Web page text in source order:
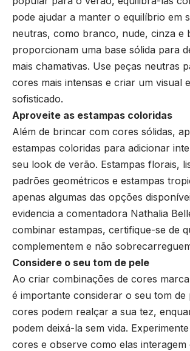
pode ajudar a manter o equilíbrio em
neutras, como branco, nude, cinza e
proporcionam uma base sólida para
mais chamativas. Use peças neutras
cores mais intensas e criar um visual
sofisticado.
Aproveite as estampas coloridas
Além de brincar com cores sólidas,
estampas coloridas para adicionar
seu look de verão. Estampas florais,
padrões geométricos e estampas
apenas algumas das opções
evidencia a comentadora Nathalia
combinar estampas, certifique-se de
complementem e não
Considere o seu tom de pele
Ao criar combinações de cores
é importante considerar o seu tom de
cores podem realçar a sua tez,
podem deixá-la sem vida.
cores e observe como elas